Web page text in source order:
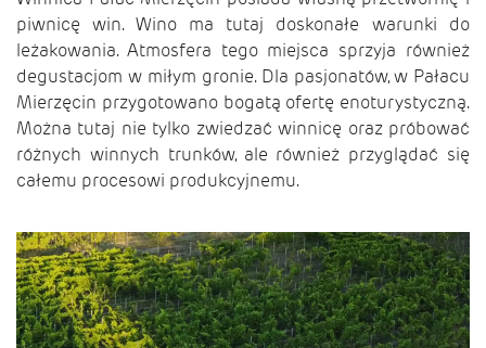
piwnicę win. Wino ma tutaj doskonałe warunki do
leżakowania. Atmosfera tego miejsca sprzyja również
degustacjom w miłym gronie. Dla pasjonatów, w Pałacu
Mierzęcin przygotowano bogatą ofertę enoturystyczną.
Można tutaj nie tylko zwiedzać winnicę oraz próbować
różnych winnych trunków, ale również przyglądać się
całemu procesowi produkcyjnemu.